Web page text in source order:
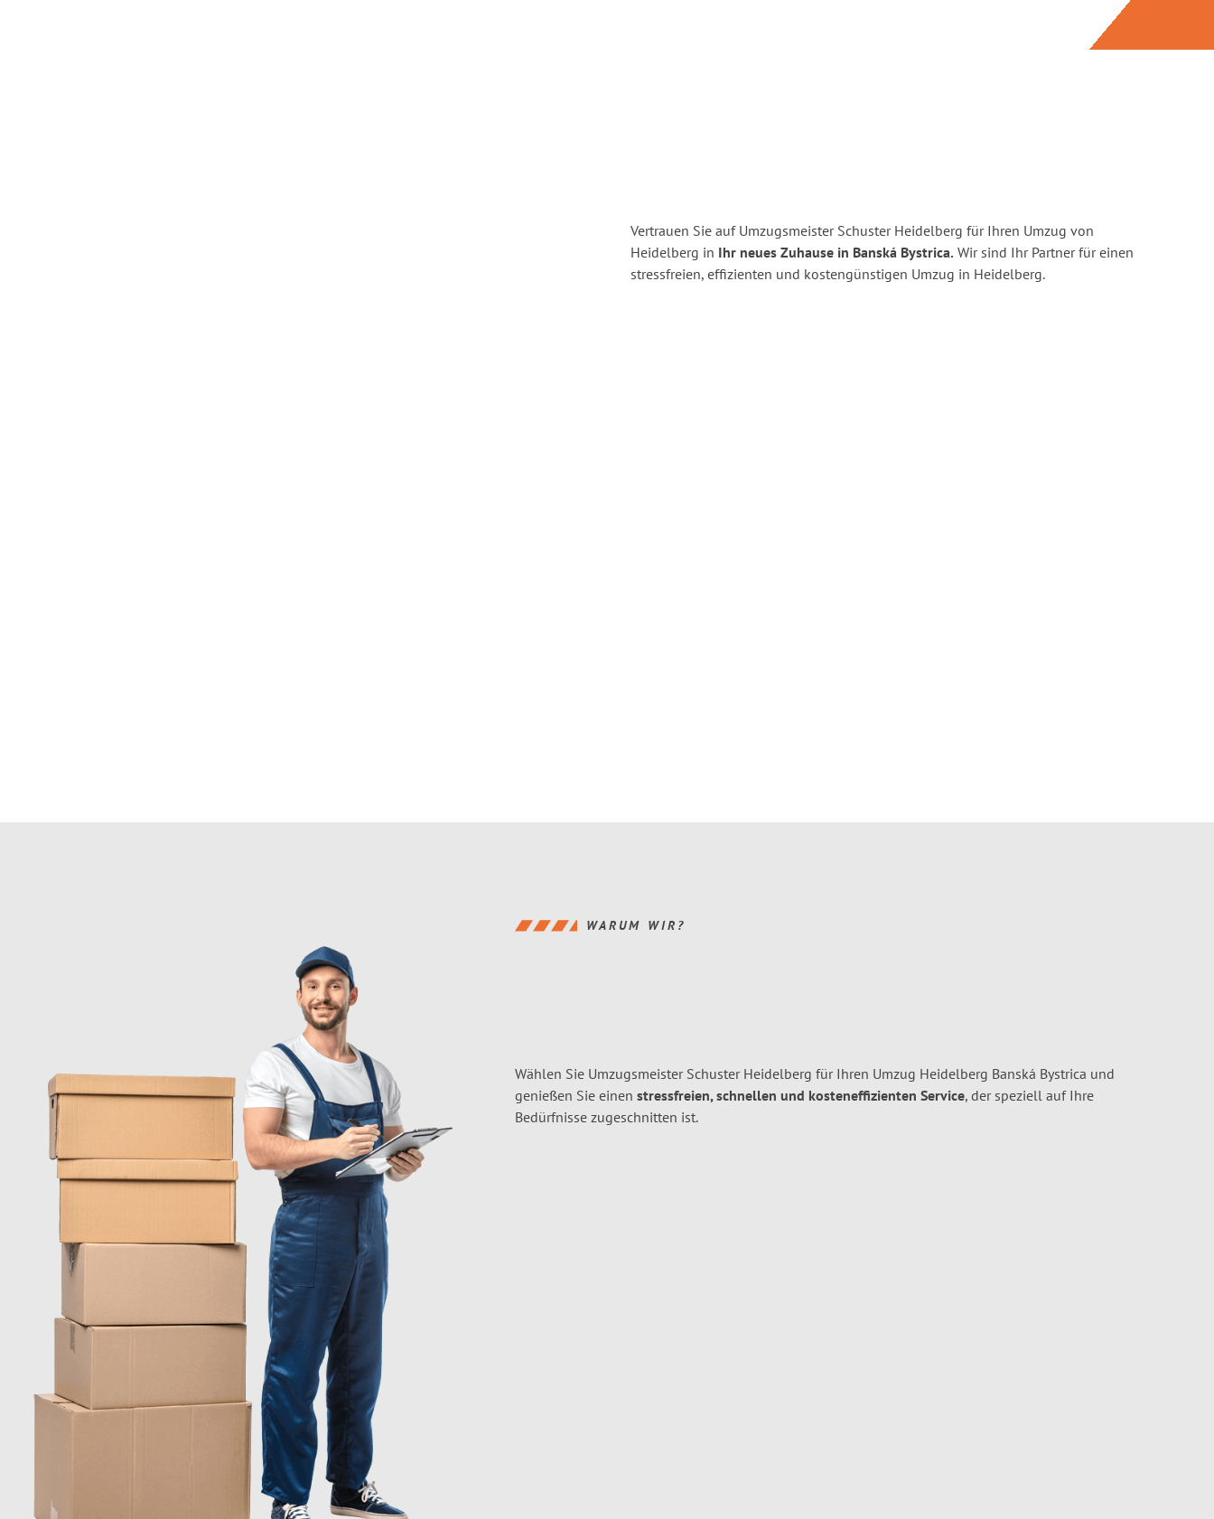
Vertrauen Sie auf Umzugsmeister Schuster Heidelberg für Ihren Umzug von
Heidelberg in Ihr neues Zuhause in Banská Bystrica. Wir sind Ihr Partner für einen
stressfreien, effizienten und kostengünstigen Umzug in Heidelberg.
WARUM WIR?
Wählen Sie Umzugsmeister Schuster Heidelberg für Ihren Umzug Heidelberg Banská Bystrica und
genießen Sie einen stressfreien, schnellen und kosteneffizienten Service, der speziell auf Ihre
Bedürfnisse zugeschnitten ist.